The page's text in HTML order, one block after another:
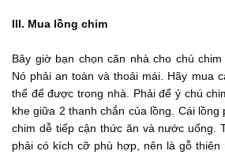
III. Mua lồng chim
Bây giờ bạn chọn căn nhà cho chú
Nó phải an toàn và thoải mái. Hãy mua
thể để được trong nhà. Phải để ý chú
khe giữa 2 thanh chắn của lồng. Cái lồng
chim dễ tiếp cận thức ăn và nước uống.
phải có kích cỡ phù hợp, nên là gỗ thiên